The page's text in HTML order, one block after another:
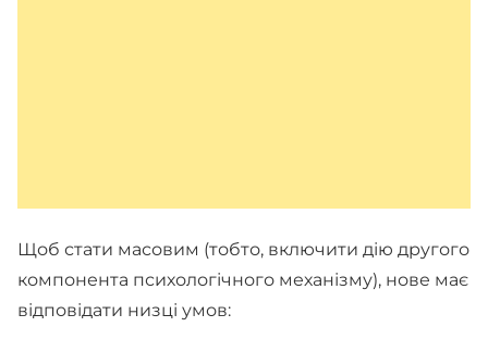
Щоб стати масовим (тобто, включити дію другого
компонента психологічного механізму), нове має
відповідати низці умов: